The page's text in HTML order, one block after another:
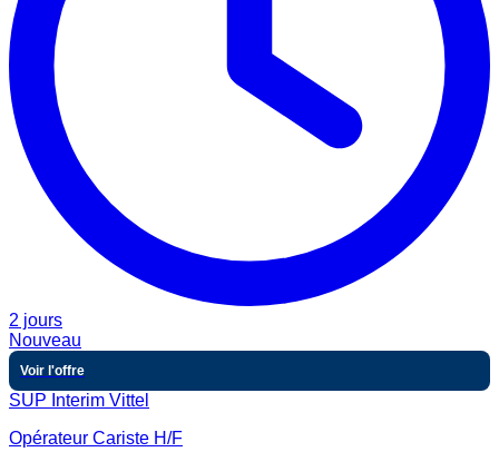
2 jours
Nouveau
Voir l'offre
SUP Interim Vittel
Opérateur Cariste H/F